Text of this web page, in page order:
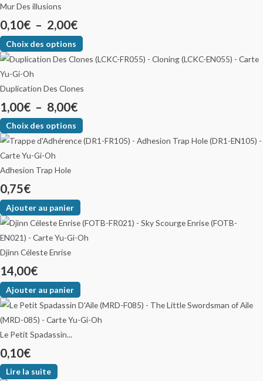
Mur Des illusions
0,10€ – 2,00€
Choix des options
Duplication Des Clones
1,00€ – 8,00€
Choix des options
Adhesion Trap Hole
0,75€
Ajouter au panier
Djinn Céleste Enrise
14,00€
Ajouter au panier
Le Petit Spadassin...
0,10€
Lire la suite